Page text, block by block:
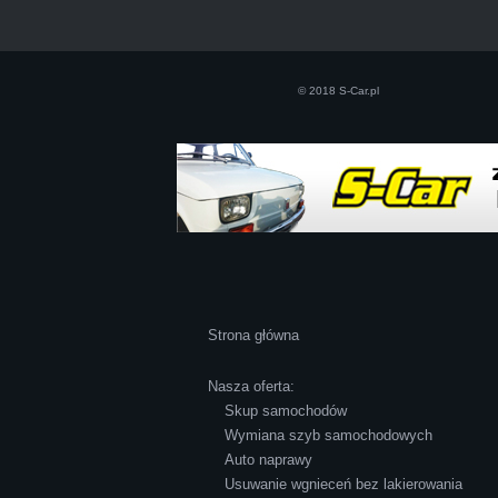
Szczerze polecam uslugi tej firmy. Facet
naprawde zadowolona!! Polecam!:)))))
Cała transakcja poszła sprawnie i miłej
© 2018 S-Car.pl
Strona główna
Nasza oferta:
Skup samochodów
Wymiana szyb samochodowych
Auto naprawy
Usuwanie wgnieceń bez lakierowania